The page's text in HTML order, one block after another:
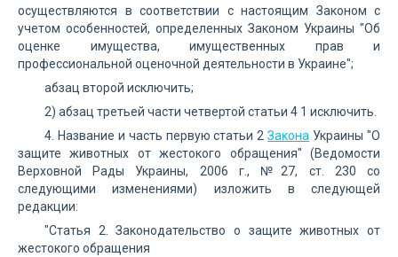
осуществляются в соответствии с настоящим Законом с
учетом особенностей, определенных Законом Украины "Об
оценке имущества, имущественных прав и
профессиональной оценочной деятельности в Украине";
абзац второй исключить;
2) абзац третьей части четвертой статьи 4 1 исключить.
4. Название и часть первую статьи 2Закона Украины "О
защите животных от жестокого обращения" (Ведомости
Верховной Рады Украины, 2006 г., №27, ст. 230 со
следующими изменениями) изложить в следующей
редакции:
"Статья 2. Законодательство о защите животных от
жестокого обращения